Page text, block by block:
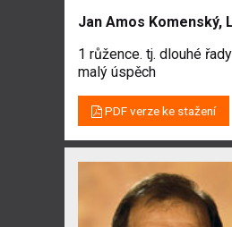
Jan Amos Komenský,
1 růžence. tj. dlouhé
malý úspěch
PDF verze ke stažení